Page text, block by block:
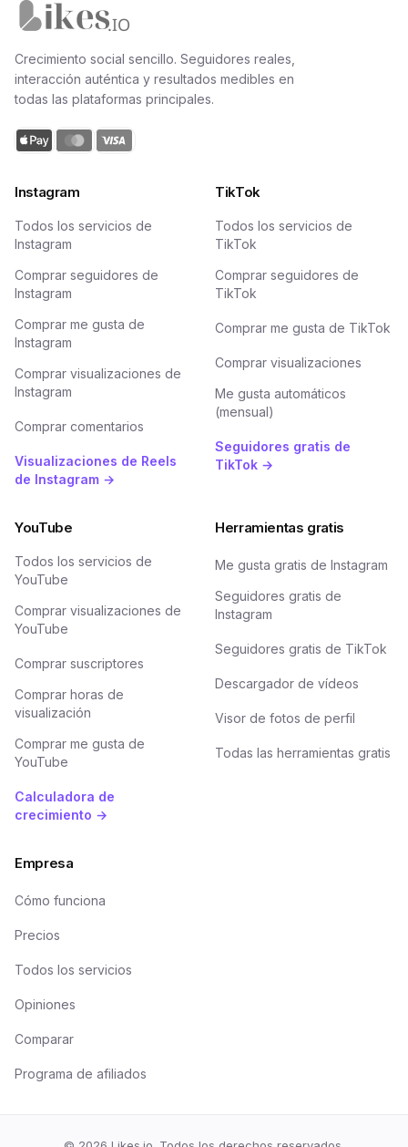
Crecimiento social sencillo. Seguidores reales,
interacción auténtica y resultados medibles en
todas las plataformas principales.
Instagram
Todos los servicios de
Instagram
Comprar seguidores de
Instagram
Comprar me gusta de
Instagram
Comprar visualizaciones de
Instagram
Comprar comentarios
Visualizaciones de Reels
de Instagram →
TikTok
Todos los servicios de
TikTok
Comprar seguidores de
TikTok
Comprar me gusta de TikTok
Comprar visualizaciones
Me gusta automáticos
(mensual)
Seguidores gratis de
TikTok →
YouTube
Todos los servicios de
YouTube
Comprar visualizaciones de
YouTube
Comprar suscriptores
Comprar horas de
visualización
Comprar me gusta de
YouTube
Calculadora de
crecimiento →
Herramientas gratis
Me gusta gratis de Instagram
Seguidores gratis de
Instagram
Seguidores gratis de TikTok
Descargador de vídeos
Visor de fotos de perfil
Todas las herramientas gratis
Empresa
Cómo funciona
Precios
Todos los servicios
Opiniones
Comparar
Programa de afiliados